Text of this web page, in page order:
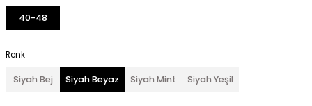
40-48
Renk
Siyah Bej Siyah Beyaz Siyah Mint Siyah Yeşil